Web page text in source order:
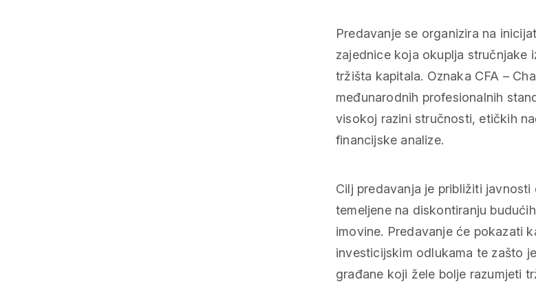
Predavanje se organizira na
zajednice koja okuplja stručnjake
tržišta kapitala. Oznaka CFA –
međunarodnih profesionalnih
visokoj razini stručnosti, etičkih
financijske analize.
Cilj predavanja je približiti
temeljene na diskontiranju
imovine. Predavanje će pokazati
investicijskim odlukama te zašto
građane koji žele bolje razumjeti